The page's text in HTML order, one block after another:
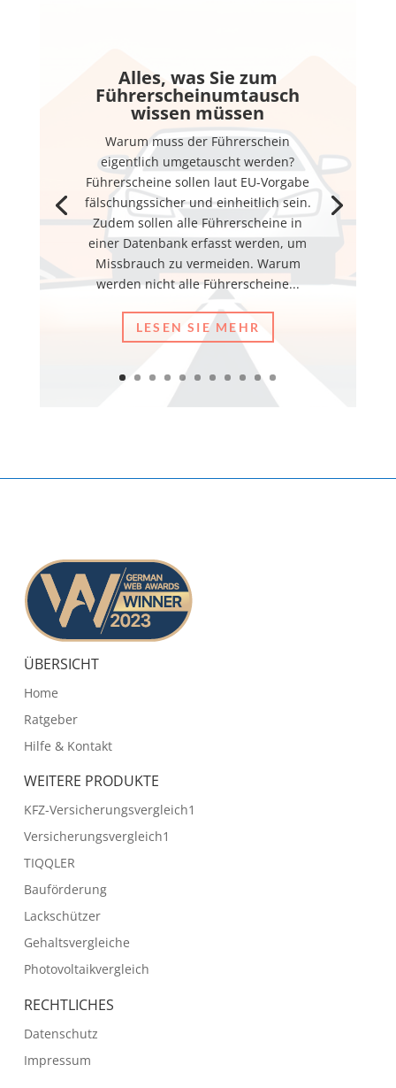
Alles, was Sie zum
Führerscheinumtausch
wissen müssen
Warum muss der Führerschein
eigentlich umgetauscht werden?
Führerscheine sollen laut EU-Vorgabe
fälschungssicher und einheitlich sein.
Zudem sollen alle Führerscheine in
einer Datenbank erfasst werden, um
Missbrauch zu vermeiden. Warum
werden nicht alle Führerscheine...
LESEN SIE MEHR
ÜBERSICHT
Home
Ratgeber
Hilfe & Kontakt
WEITERE PRODUKTE
KFZ-Versicherungsvergleich1
Versicherungsvergleich1
TIQQLER
Bauförderung
Lackschützer
Gehaltsvergleiche
Photovoltaikvergleich
RECHTLICHES
Datenschutz
Impressum